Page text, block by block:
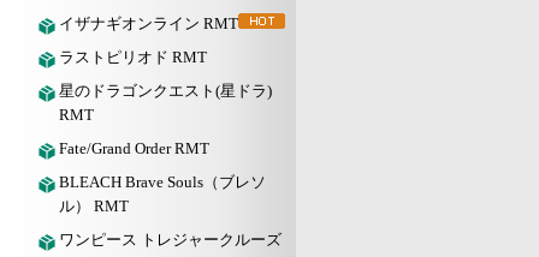
イザナギオンライン RMT
ラストピリオド RMT
星のドラゴンクエスト(星ドラ)
RMT
Fate/Grand Order RMT
BLEACH Brave Souls（ブレソ
ル） RMT
ワンピース トレジャークルーズ